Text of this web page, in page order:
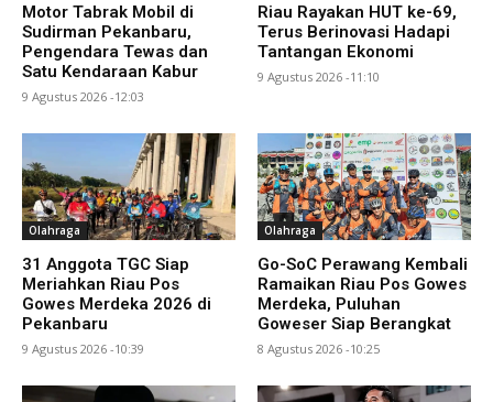
Motor Tabrak Mobil di
Sudirman Pekanbaru,
Pengendara Tewas dan
Satu Kendaraan Kabur
9 Agustus 2026 -12:03
Riau Rayakan HUT ke-69,
Terus Berinovasi Hadapi
Tantangan Ekonomi
9 Agustus 2026 -11:10
Olahraga
31 Anggota TGC Siap
Meriahkan Riau Pos
Gowes Merdeka 2026 di
Pekanbaru
9 Agustus 2026 -10:39
Olahraga
Go-SoC Perawang Kembali
Ramaikan Riau Pos Gowes
Merdeka, Puluhan
Goweser Siap Berangkat
8 Agustus 2026 -10:25